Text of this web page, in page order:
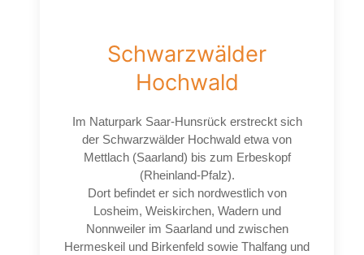
Schwarzwälder
Hochwald
Im Naturpark Saar-Hunsrück erstreckt sich
der Schwarzwälder Hochwald etwa von
Mettlach (Saarland) bis zum Erbeskopf
(Rheinland-Pfalz).
Dort befindet er sich nordwestlich von
Losheim, Weiskirchen, Wadern und
Nonnweiler im Saarland und zwischen
Hermeskeil und Birkenfeld sowie Thalfang und